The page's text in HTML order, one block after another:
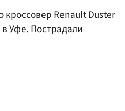
кроссовер Renault Duster
Уфе. Пострадали